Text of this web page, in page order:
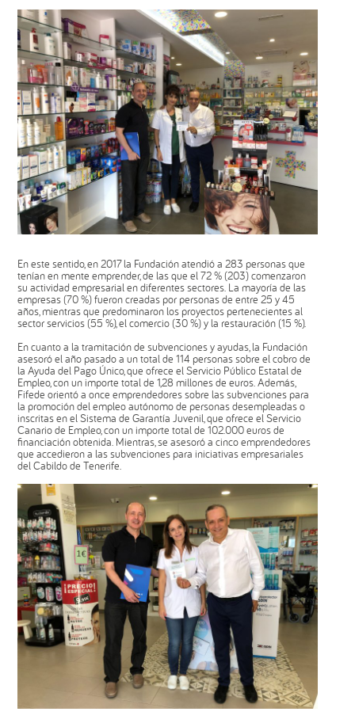
En este sentido, en 2017 la Fundación atendió a 283 personas que
tenían en mente emprender, de las que el 72 % (203) comenzaron
su actividad empresarial en diferentes sectores. La mayoría de las
empresas (70 %) fueron creadas por personas de entre 25 y 45
años, mientras que predominaron los proyectos pertenecientes al
sector servicios (55 %), el comercio (30 %) y la restauración (15 %).
En cuanto a la tramitación de subvenciones y ayudas, la Fundación
asesoró el año pasado a un total de 114 personas sobre el cobro de
la Ayuda del Pago Único, que ofrece el Servicio Público Estatal de
Empleo, con un importe total de 1,28 millones de euros. Además,
Fifede orientó a once emprendedores sobre las subvenciones para
la promoción del empleo autónomo de personas desempleadas o
inscritas en el Sistema de Garantía Juvenil, que ofrece el Servicio
Canario de Empleo, con un importe total de 102.000 euros de
financiación obtenida. Mientras, se asesoró a cinco emprendedores
que accedieron a las subvenciones para iniciativas empresariales
del Cabildo de Tenerife.